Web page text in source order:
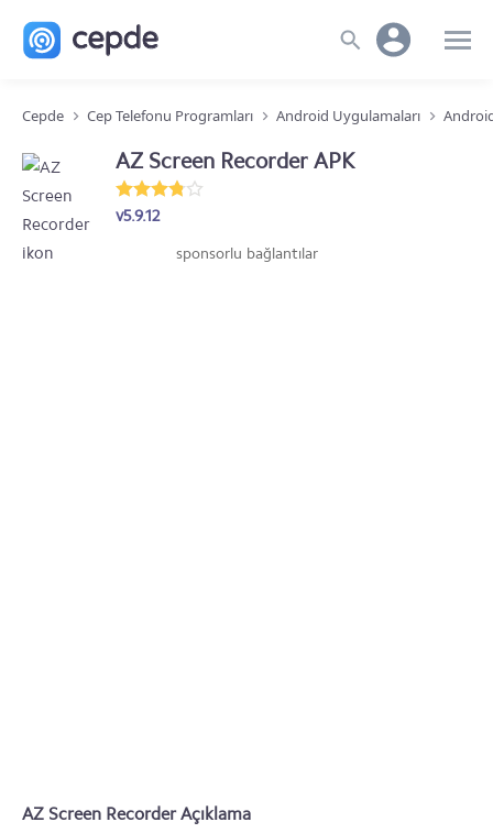
Cepde Cep Telefonu Programları Android Uygulamaları
AZ Screen Recorder APK
v5.9.12
sponsorlu bağlantılar
AZ Screen Recorder Açıklama